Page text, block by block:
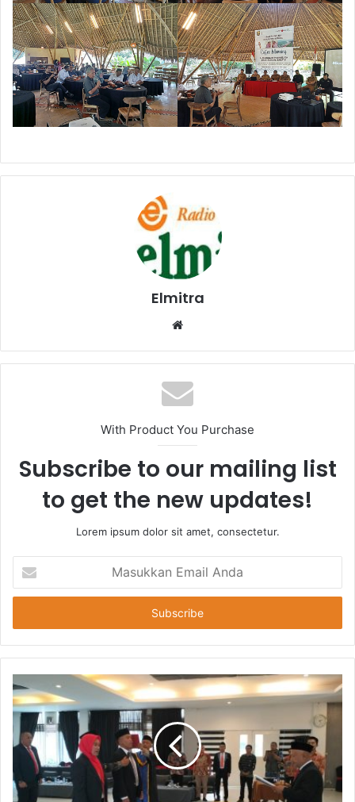
Elmitra
Website
With Product You Purchase
Subscribe to our mailing list
to get the new updates!
Lorem ipsum dolor sit amet, consectetur.
Email
Anda